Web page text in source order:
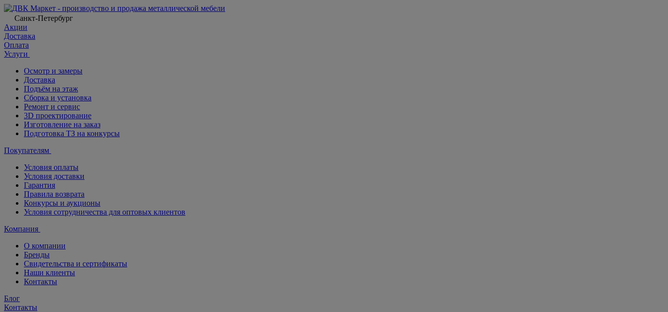
Санкт-Петербург
Акции
Доставка
Оплата
Услуги
Осмотр и замеры
Доставка
Подъём на этаж
Сборка и установка
Ремонт и сервис
3D проектирование
Изготовление на заказ
Подготовка ТЗ на конкурсы
Покупателям
Условия оплаты
Условия доставки
Гарантия
Правила возврата
Конкурсы и аукционы
Условия сотрудничества для оптовых клиентов
Компания
О компании
Бренды
Свидетельства и сертификаты
Наши клиенты
Контакты
Блог
Контакты